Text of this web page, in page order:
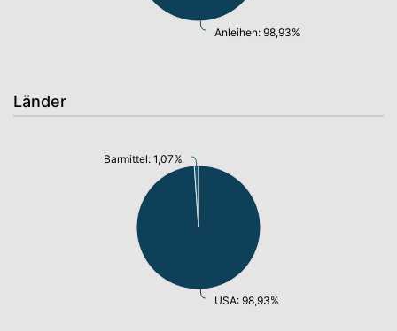
Anleihen: 98,93%
Länder
USA: 98,93%
Barmittel: 1,07%